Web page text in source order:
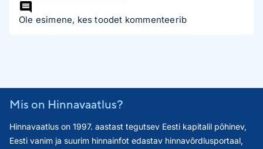
Ole esimene, kes toodet kommenteerib
Mis on Hinnavaatlus?
Hinnavaatlus on 1997. aastast tegutsev Eesti kapitalil põhinev,
Eesti vanim ja suurim hinnainfot edastav hinnavõrdlusportaal,